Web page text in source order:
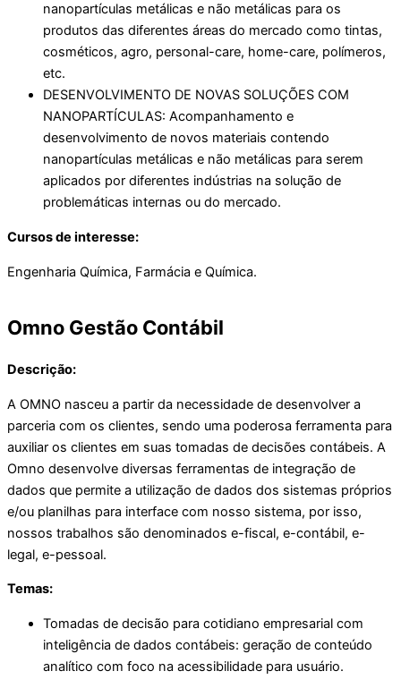
nanopartículas metálicas e não metálicas para os
produtos das diferentes áreas do mercado como tintas,
cosméticos, agro, personal-care, home-care, polímeros,
etc.
DESENVOLVIMENTO DE NOVAS SOLUÇÕES COM
NANOPARTÍCULAS: Acompanhamento e
desenvolvimento de novos materiais contendo
nanopartículas metálicas e não metálicas para serem
aplicados por diferentes indústrias na solução de
problemáticas internas ou do mercado.
Cursos de interesse:
Engenharia Química, Farmácia e Química.
Omno Gestão Contábil
Descrição:
A OMNO nasceu a partir da necessidade de desenvolver a
parceria com os clientes, sendo uma poderosa ferramenta para
auxiliar os clientes em suas tomadas de decisões contábeis. A
Omno desenvolve diversas ferramentas de integração de
dados que permite a utilização de dados dos sistemas próprios
e/ou planilhas para interface com nosso sistema, por isso,
nossos trabalhos são denominados e-fiscal, e-contábil, e-
legal, e-pessoal.
Temas:
Tomadas de decisão para cotidiano empresarial com
inteligência de dados contábeis: geração de conteúdo
analítico com foco na acessibilidade para usuário.